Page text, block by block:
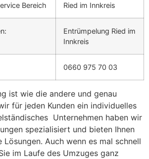
Bereich Ried im Innkreis
Entrümpelung Ried im
Innkreis
0660 975 70 03
ist wie die andere und genau
für jeden Kunden ein individuelles
Unternehmen haben wir
spezialisiert und bieten Ihnen
Lösungen. Auch wenn es mal schnell
im Laufe des Umzuges ganz